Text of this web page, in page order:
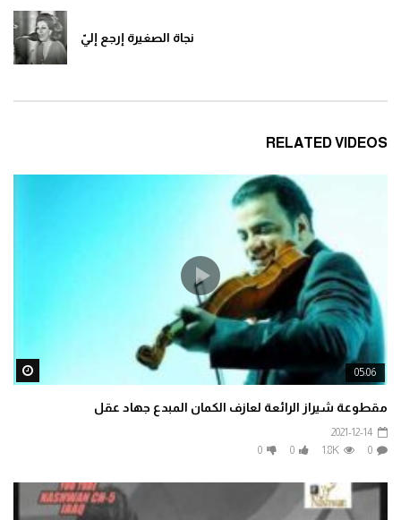
نجاة الصغيرة إرجع إليّ
RELATED VIDEOS
05:06
مقطوعة شيراز الرائعة لعازف الكمان المبدع جهاد عقل
2021-12-14
0
1.8K
0
0